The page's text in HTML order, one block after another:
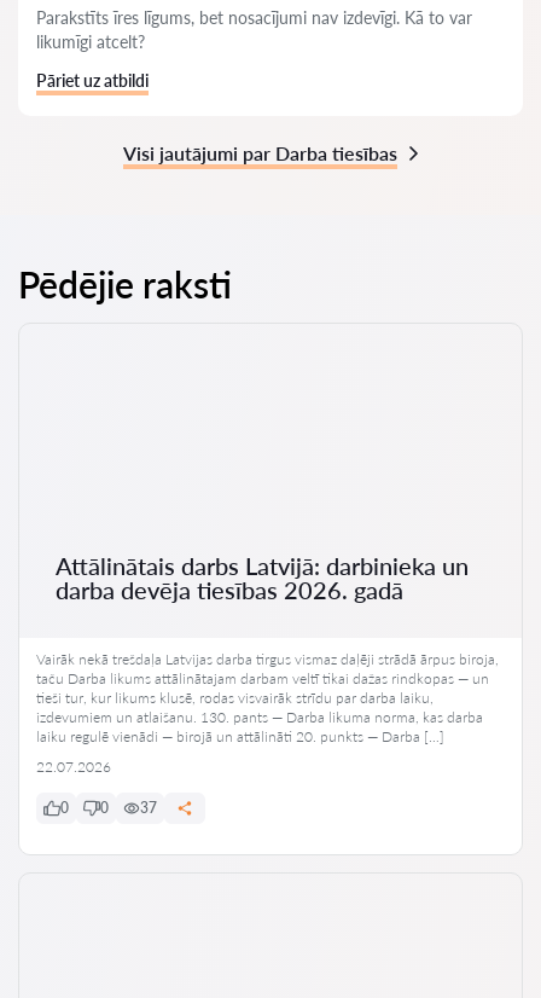
Parakstīts īres līgums, bet nosacījumi nav izdevīgi. Kā to var
likumīgi atcelt?
Pāriet uz atbildi
Visi jautājumi par Darba tiesības
Pēdējie raksti
Attālinātais darbs Latvijā: darbinieka un
darba devēja tiesības 2026. gadā
Vairāk nekā trešdaļa Latvijas darba tirgus vismaz daļēji strādā ārpus biroja,
taču Darba likums attālinātajam darbam veltī tikai dažas rindkopas — un
tieši tur, kur likums klusē, rodas visvairāk strīdu par darba laiku,
izdevumiem un atlaišanu. 130. pants — Darba likuma norma, kas darba
laiku regulē vienādi — birojā un attālināti 20. punkts — Darba […]
22.07.2026
0 0 37